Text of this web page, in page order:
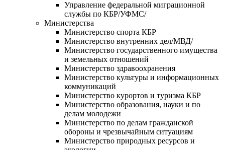
Управление федеральной миграционной
службы по КБР/УФМС/
Министерства
Министерство спорта КБР
Министерство внутренних дел/МВД/
Министерство государственного имущества
и земельных отношений
Министерство здравоохранения
Министерство культуры и информационных
коммуникаций
Министерство курортов и туризма КБР
Министерство образования, науки и по
делам молодежи
Министерство по делам гражданской
обороны и чрезвычайным ситуациям
Министерство природных ресурсов и